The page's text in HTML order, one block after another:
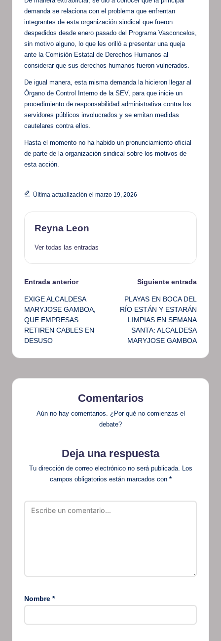
demanda se relaciona con el problema que enfrentan
integrantes de esta organización sindical que fueron
despedidos desde enero pasado del Programa Vasconcelos,
sin motivo alguno, lo que les orilló a presentar una queja
ante la Comisión Estatal de Derechos Humanos al
considerar que sus derechos humanos fueron vulnerados.
De igual manera, esta misma demanda la hicieron llegar al
Órgano de Control Interno de la SEV, para que inicie un
procedimiento de responsabilidad administrativa contra los
servidores públicos involucrados y se emitan medidas
cautelares contra ellos.
Hasta el momento no ha habido un pronunciamiento oficial
de parte de la organización sindical sobre los motivos de
esta acción.
Última actualización el marzo 19, 2026
Reyna Leon
Ver todas las entradas
Navegación
de
entradas
Entrada anterior
EXIGE ALCALDESA
MARYJOSE GAMBOA,
QUE EMPRESAS
RETIREN CABLES EN
DESUSO
Siguiente entrada
PLAYAS EN BOCA DEL
RÍO ESTÁN Y ESTARÁN
LIMPIAS EN SEMANA
SANTA: ALCALDESA
MARYJOSE GAMBOA
Comentarios
Aún no hay comentarios. ¿Por qué no comienzas el
debate?
Deja una respuesta
Tu dirección de correo electrónico no será publicada. Los
campos obligatorios están marcados con *
Nombre *